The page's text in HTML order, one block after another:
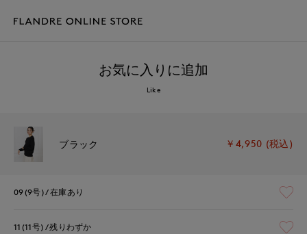
お気に入りに追加
Like
ブラック ￥4,950 (税込)
09(9号) 在庫あり
11(11号) 残りわずか